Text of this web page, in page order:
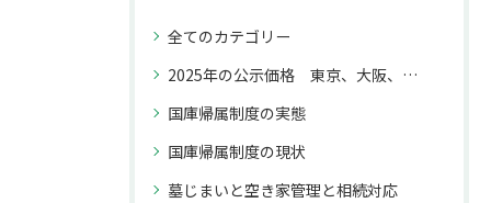
全てのカテゴリー
2025年の公示価格 東京、大阪、福岡と名古屋との上昇率の違いが不動産取引に与える影響
国庫帰属制度の実態
国庫帰属制度の現状
墓じまいと空き家管理と相続対応